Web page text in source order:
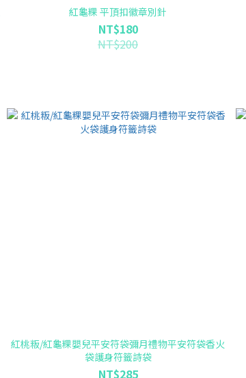
紅龜粿 平頂扣徽章別針
NT$180
NT$200
紅桃粄/紅龜粿嬰兒平安符袋彌月禮物平安符袋香火
袋護身符籤詩袋
NT$285